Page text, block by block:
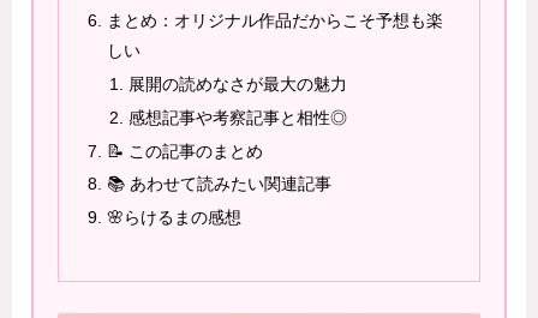
まとめ：オリジナル作品だからこそ予想も楽
しい
展開の読めなさが最大の魅力
感想記事や考察記事と相性◎
📝 この記事のまとめ
📚 あわせて読みたい関連記事
🌸らけるまの感想